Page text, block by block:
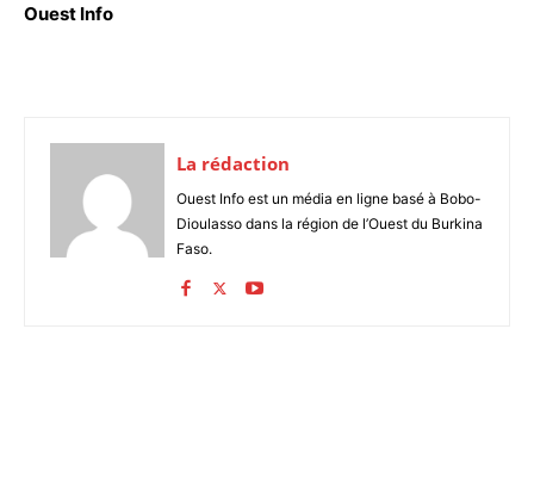
Ouest Info
La rédaction
Ouest Info est un média en ligne basé à Bobo-
Dioulasso dans la région de l’Ouest du Burkina
Faso.